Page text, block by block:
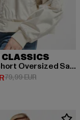
CLASSICS
Ladies Short Oversized Satin
Preis: 63,99 EUR
79,99 EURAktionspreis: